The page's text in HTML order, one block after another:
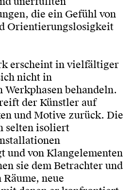
die ein Gefühl von
Orientierungslosigkeit
erscheint in vielfältiger
nicht in
Werkphasen behandeln.
der Künstler auf
und Motive zurück. Die
selten isoliert
und von Klangelementen
sie dem Betrachter und
neue